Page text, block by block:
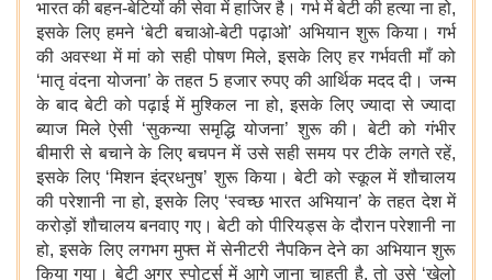
भारत की बहन-बेटियों की सेवा में हाजिर है। गर्भ में बेटी की हत्या ना हो,
इसके लिए हमने ‘बेटी बचाओ-बेटी पढ़ाओ’ अभियान शुरू किया। गर्भ
की अवस्था में मां को सही पोषण मिले, इसके लिए हर गर्भवती माँ को
‘मातृ वंदना योजना’ के तहत 5 हजार रुपए की आर्थिक मदद दी। जन्म
के बाद बेटी को पढ़ाई में मुश्किल ना हो, इसके लिए ज्यादा से ज्यादा
ब्याज मिले ऐसी ‘सुकन्या समृद्धि योजना’ शुरू की। बेटी को गंभीर
बीमारी से बचाने के लिए बचपन में उसे सही समय पर टीके लगते रहें,
इसके लिए ‘मिशन इंद्रधनुष’ शुरू किया। बेटी को स्कूल में शौचालय
की परेशानी ना हो, इसके लिए ‘स्वच्छ भारत अभियान’ के तहत देश में
करोड़ों शौचालय बनवाए गए। बेटी को पीरियड्स के दौरान परेशानी ना
हो, इसके लिए लगभग मुफ्त में सेनीटरी नैपकिन देने का अभियान शुरू
किया गया। बेटी अगर स्पोर्ट्स में आगे जाना चाहती है, तो उसे ‘खेलो